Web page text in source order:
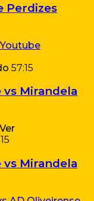
Perdizes
57:15
Mirandela
Ver
Mirandela